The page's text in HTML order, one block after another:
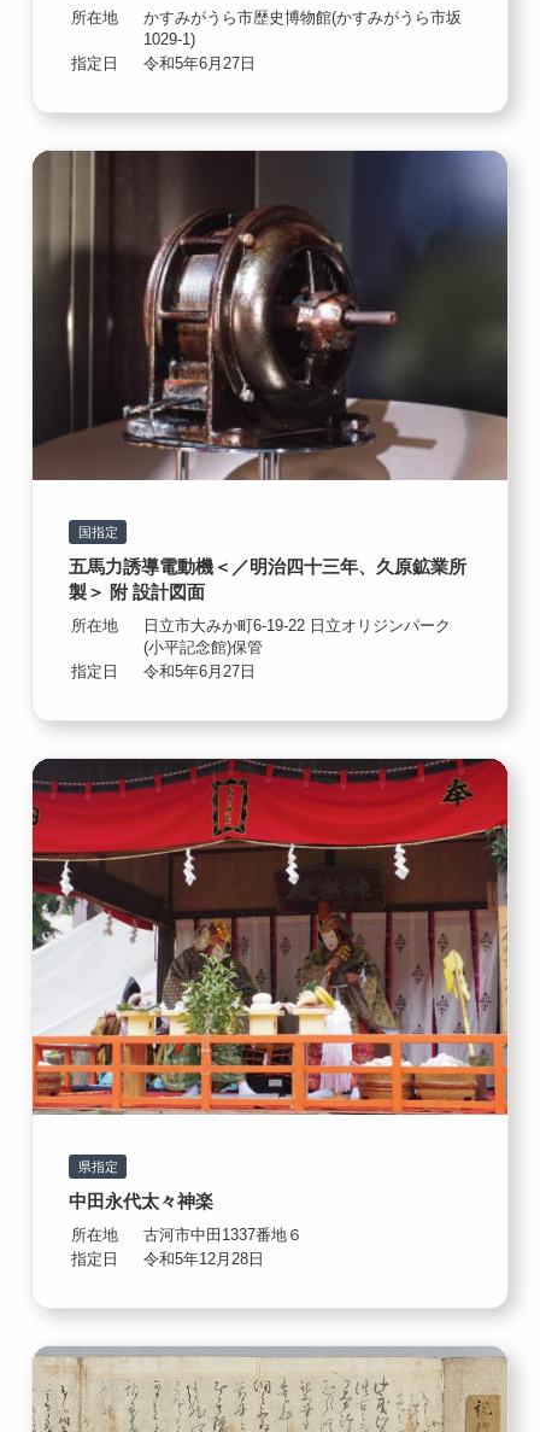
所在地
かすみがうら市歴史博物館(かすみがうら市坂
1029-1)
指定日
令和5年6月27日
国指定
五馬力誘導電動機＜／明治四十三年、久原鉱業所
製＞ 附 設計図面
所在地
日立市大みか町6-19-22 日立オリジンパーク
(小平記念館)保管
指定日
令和5年6月27日
県指定
中田永代太々神楽
所在地
古河市中田1337番地６
指定日
令和5年12月28日